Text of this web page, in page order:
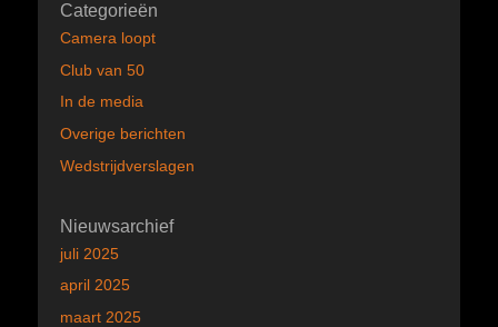
Categorieën
Camera loopt
Club van 50
In de media
Overige berichten
Wedstrijdverslagen
Nieuwsarchief
juli 2025
april 2025
maart 2025